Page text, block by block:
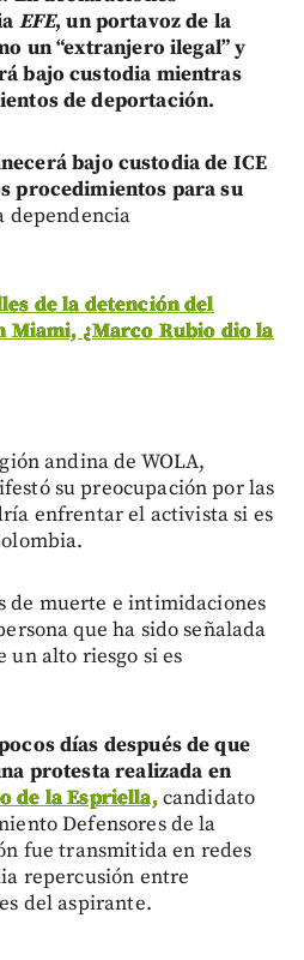
EFE, un portavoz de la
un “extranjero ilegal” y
bajo custodia mientras
de deportación.
bajo custodia de ICE
procedimientos para su
dependencia
de la detención del
Miami, ¿Marco Rubio dio la
andina de WOLA,
su preocupación por las
enfrentar el activista si es
de muerte e intimidaciones
que ha sido señalada
alto riesgo si es
días después de que
protesta realizada en
de la Espriella, candidato
Defensores de la
fue transmitida en redes
repercusión entre
del aspirante.